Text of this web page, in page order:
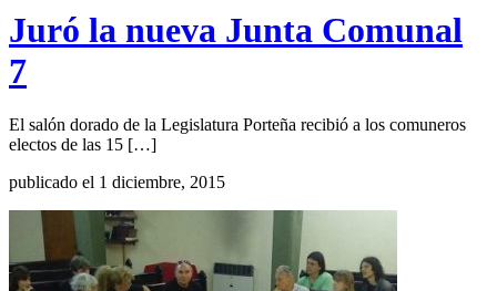
Juró la nueva Junta Comunal
7
El salón dorado de la Legislatura Porteña recibió a los comuneros
electos de las 15 […]
publicado el 1 diciembre, 2015